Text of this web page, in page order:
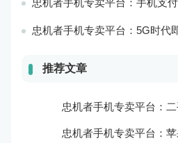
忠机者手机专卖平台：手机支付更加普及，移
忠机者手机专卖平台：5G时代即将到来，手机市
推荐文章
忠机者手机专卖平台：